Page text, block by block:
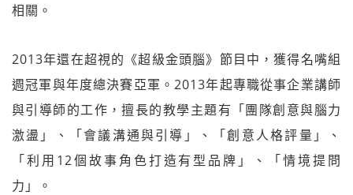
相關。
2013年還在超視的《超級金頭腦》節目中，獲得名嘴組
週冠軍與年度總決賽亞軍。2013年起專職從事企業講師
與引導師的工作，擅長的教學主題有「團隊創意與腦力
激盪」、「會議溝通與引導」、「創意人格評量」、
「利用12個故事角色打造有型品牌」、「情境提問
力」。